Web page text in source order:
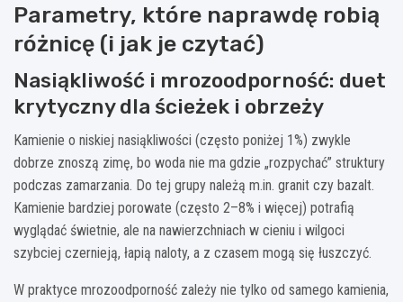
Parametry, które naprawdę robią
różnicę (i jak je czytać)
Nasiąkliwość i mrozoodporność: duet
krytyczny dla ścieżek i obrzeży
Kamienie o niskiej nasiąkliwości (często poniżej 1%) zwykle
dobrze znoszą zimę, bo woda nie ma gdzie „rozpychać” struktury
podczas zamarzania. Do tej grupy należą m.in. granit czy bazalt.
Kamienie bardziej porowate (często 2–8% i więcej) potrafią
wyglądać świetnie, ale na nawierzchniach w cieniu i wilgoci
szybciej czernieją, łapią naloty, a z czasem mogą się łuszczyć.
W praktyce mrozoodporność zależy nie tylko od samego kamienia,